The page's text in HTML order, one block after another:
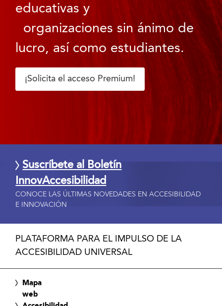
educativas y
organizaciones sin ánimo de
lucro, así como estudiantes.
¡Solicita el acceso Premium!
Suscríbete al Boletín
InnovAccesibilidad
CONOCE LAS ÚLTIMAS NOVEDADES EN ACCESIBILIDAD
E INNOVACIÓN
PLATAFORMA PARA EL IMPULSO DE LA
ACCESIBILIDAD UNIVERSAL
Mapa
web